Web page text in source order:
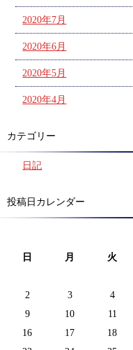
2020年7月
2020年6月
2020年5月
2020年4月
カテゴリー
日記
投稿日カレンダー
日 月 火
2
3 4
9
10 11
16
17 18